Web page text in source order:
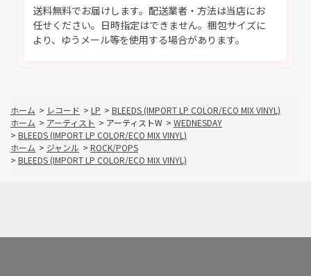
送料無料でお届けします。配送業者・方法は当店にお
任せください。日時指定はできません。梱包サイズに
より、ゆうメール等を使用する場合があります。
ホーム > レコード > LP > BLEEDS (IMPORT LP COLOR/ECO MIX VINYL)
ホーム > アーティスト > アーティストW > WEDNESDAY
> BLEEDS (IMPORT LP COLOR/ECO MIX VINYL)
ホーム > ジャンル > ROCK/POPS
> BLEEDS (IMPORT LP COLOR/ECO MIX VINYL)